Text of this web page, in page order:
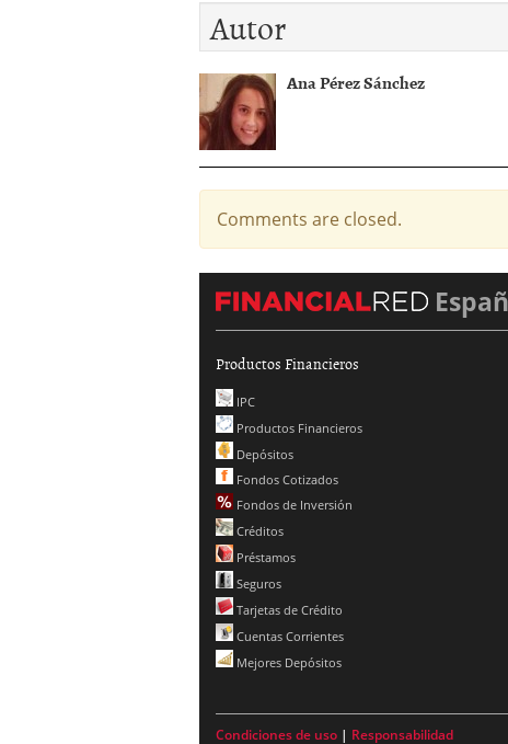
Autor
Ana Pérez Sánchez
Comments are closed.
Productos Financieros
IPC
Productos Financieros
Depósitos
Fondos Cotizados
Fondos de Inversión
Créditos
Préstamos
Seguros
Tarjetas de Crédito
Cuentas Corrientes
Mejores Depósitos
Condiciones de uso | Responsabilidad